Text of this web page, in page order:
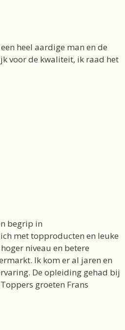
heel aardige man en de
voor de kwaliteit, ik raad het
begrip in
met topproducten en leuke
niveau en betere
Ik kom er al jaren en
De opleiding gehad bij
groeten Frans